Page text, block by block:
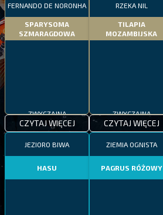
FERNANDO DE NORONHA
SPARYSOMA
SZMARAGDOWA
ZWYCZAJNA
CZYTAJ WIĘCEJ
RZEKA NIL
TILAPIA
MOZAMBIJSKA
ZWYCZAJNA
CZYTAJ WIĘCEJ
JEZIORO BIWA
HASU
ZIEMIA OGNISTA
PAGRUS RÓŻOWY